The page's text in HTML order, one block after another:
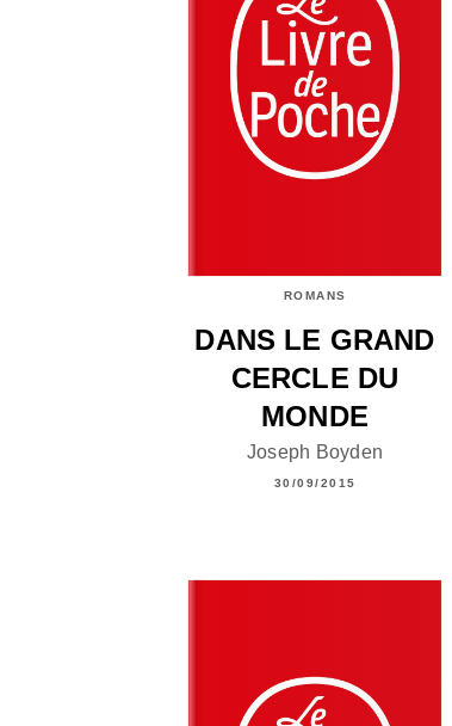
ROMANS
DANS LE GRAND
CERCLE DU
MONDE
Joseph Boyden
30/09/2015